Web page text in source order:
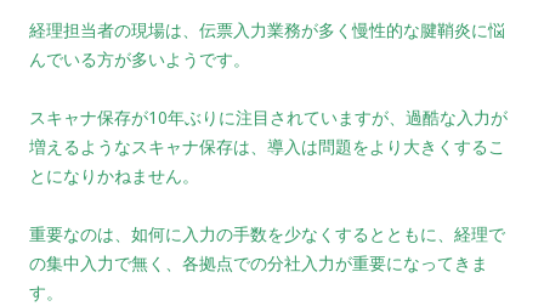
経理担当者の現場は、伝票入力業務が多く慢性的な腱鞘炎に悩
んでいる方が多いようです。
スキャナ保存が10年ぶりに注目されていますが、過酷な入力が
増えるようなスキャナ保存は、導入は問題をより大きくするこ
とになりかねません。
重要なのは、如何に入力の手数を少なくするとともに、経理で
の集中入力で無く、各拠点での分社入力が重要になってきま
す。